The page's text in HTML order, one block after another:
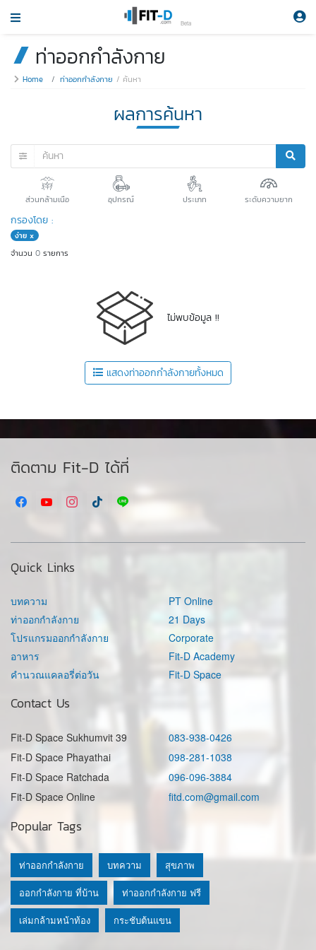
Beta
ท่าออกกำลังกาย
Home ท่าออกกำลังกาย ค้นหา
ผลการค้นหา
ส่วนกล้ามเนือ อุปกรณ์ ประเภท ระดับความยาก
กรองโดย :
ง่าย x
จำนวน 0 รายการ
ไม่พบข้อมูล !!
แสดงท่าออกกำลังกายทั้งหมด
ติดตาม Fit-D ได้ที่
Quick Links
บทความ
ท่าออกกำลังกาย
โปรแกรมออกกำลังกาย
อาหาร
คำนวณแคลอรี่ต่อวัน
PT Online
21 Days
Corporate
Fit-D Academy
Fit-D Space
Contact Us
Fit-D Space Sukhumvit 39
083-938-0426
Fit-D Space Phayathai
098-281-1038
Fit-D Space Ratchada
096-096-3884
Fit-D Space Online
fitd.com@gmail.com
Popular Tags
ท่าออกกำลังกาย บทความ สุขภาพ
ออกกำลังกาย ที่บ้าน ท่าออกกำลังกาย ฟรี
เล่มกล้ามหน้าท้อง กระชับต้นแขน